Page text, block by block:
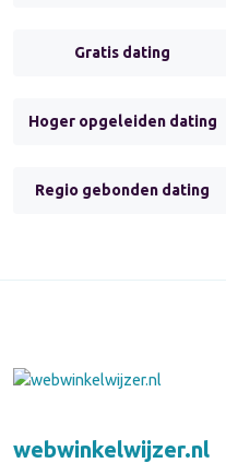
Gratis dating
Hoger opgeleiden dating
Regio gebonden dating
webwinkelwijzer.nl